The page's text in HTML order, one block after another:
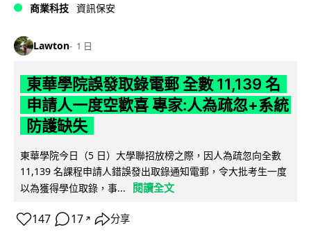
商業科技 資訊保安
Lawton 1 日
東華學院誤發取錄電郵 全數 11,139 名
申請人一度空歡喜 專家:人為疏忽+系統
防護缺失
東華學院今日（5 日）大學聯招放榜之際，因人為疏忽向全數
11,139 名課程申請人錯誤發出取錄通知電郵，令大批考生一度
以為獲得學位取錄，事...
閱讀全文
147 17 ↗ 分享